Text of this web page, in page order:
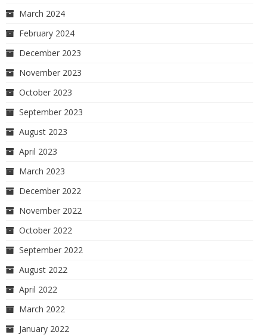
March 2024
February 2024
December 2023
November 2023
October 2023
September 2023
August 2023
April 2023
March 2023
December 2022
November 2022
October 2022
September 2022
August 2022
April 2022
March 2022
January 2022